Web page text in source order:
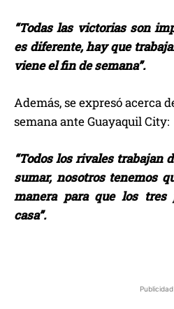
Publicidad
“Todas las victorias son
es diferente, hay que
viene el fin de semana”.
Además, se expresó acerca
semana ante Guayaquil City:
“Todos los rivales trabajan
sumar, nosotros tenemos
manera para que los tres
casa”.